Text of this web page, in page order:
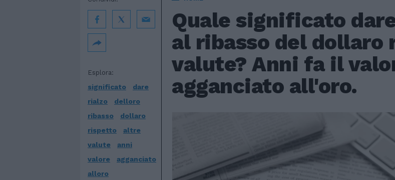
Quale significato
al ribasso del dollaro
valute? Anni fa il
agganciato all'oro.
Esplora:
significato
dare
rialzo
delloro
ribasso
dollaro
rispetto
altre
valute
anni
valore
agganciato
alloro